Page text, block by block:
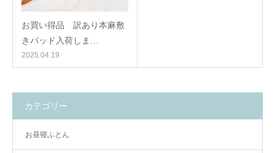
お買い得品 訳あり本麻敷
きパッド入荷しま…
2025.04.19
カテゴリー
お昼寝ふとん